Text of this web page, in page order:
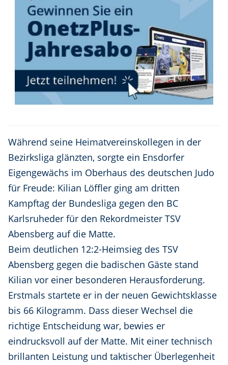
Während seine Heimatvereinskollegen in der
Bezirksliga glänzten, sorgte ein Ensdorfer
Eigengewächs im Oberhaus des deutschen Judo
für Freude: Kilian Löffler ging am dritten
Kampftag der Bundesliga gegen den BC
Karlsruheder für den Rekordmeister TSV
Abensberg auf die Matte.
Beim deutlichen 12:2-Heimsieg des TSV
Abensberg gegen die badischen Gäste stand
Kilian vor einer besonderen Herausforderung.
Erstmals startete er in der neuen Gewichtsklasse
bis 66 Kilogramm. Dass dieser Wechsel die
richtige Entscheidung war, bewies er
eindrucksvoll auf der Matte. Mit einer technisch
brillanten Leistung und taktischer Überlegenheit